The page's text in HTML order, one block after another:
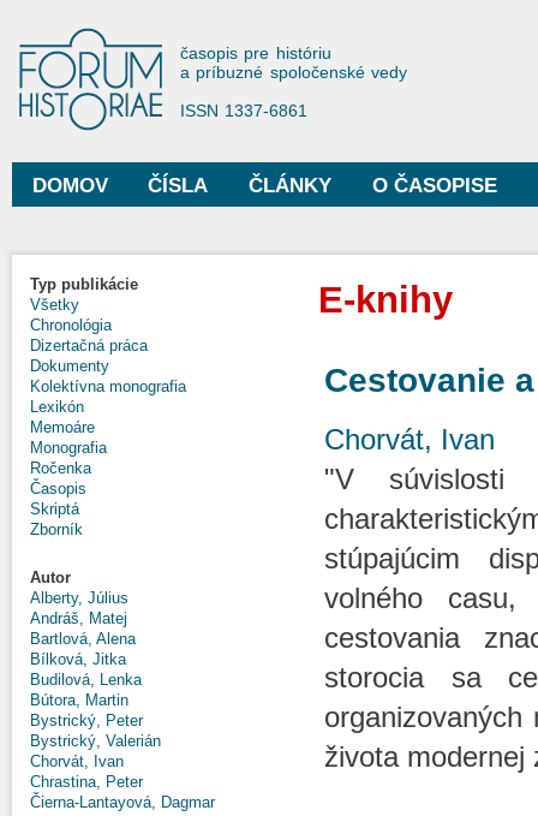
Forum Historiae
časopis pre históriu
a príbuzné spoločenské vedy
ISSN 1337-6861
Hlavné menu
DOMOV ČÍSLA ČLÁNKY O ČASOPISE
Typ publikácie
Všetky
Chronológia
Dizertačná práca
Dokumenty
Kolektívna monografia
Lexikón
Memoáre
Monografia
Ročenka
Časopis
Skriptá
Zborník
Autor
Alberty, Július
Andráš, Matej
Bartlová, Alena
Bílková, Jitka
Budilová, Lenka
Bútora, Martin
Bystrický, Peter
Bystrický, Valerián
Chorvát, Ivan
Chrastina, Peter
Čierna-Lantayová, Dagmar
E-knihy
Cestovanie
Chorvát, Ivan
"V súvislosti
stúpajúcim
volného casu,
cestovania
storocia sa
organizovaných
života modernej